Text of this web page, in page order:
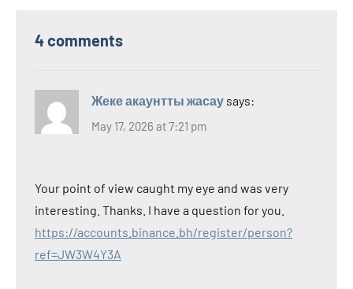
4 comments
Жеке акаунтты жасау says:
May 17, 2026 at 7:21 pm
Your point of view caught my eye and was very
interesting. Thanks. I have a question for you.
https://accounts.binance.bh/register/person?
ref=JW3W4Y3A